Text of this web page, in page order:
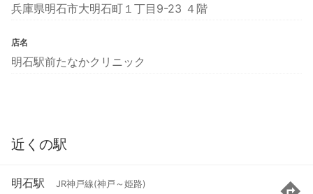
兵庫県明石市大明石町１丁目9-23 ４階
店名
明石駅前たなかクリニック
近くの駅
明石駅 JR神戸線(神戸～姫路)